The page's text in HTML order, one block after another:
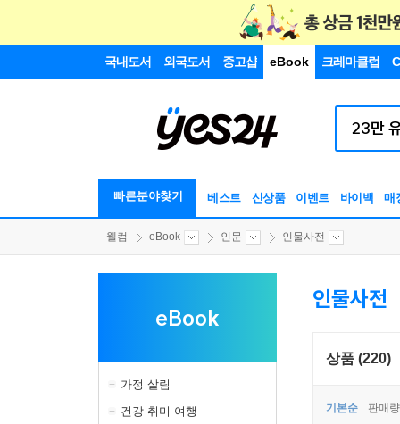
국내도서 외국도서 중고샵 eBook 크레마클럽
빠른분야찾기 베스트 신상품 이벤트 바이백 매
웰컴 eBook 인문 인물사전
eBook
가정 살림
건강 취미 여행
인물사전
상품 (220)
기본순 판매